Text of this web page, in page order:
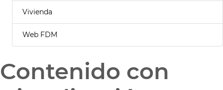
Vivienda
Web FDM
Contenido con